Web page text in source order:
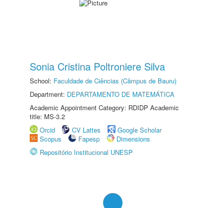
Sonia Cristina Poltroniere Silva
School: Faculdade de Ciências (Câmpus de Bauru)
Department: DEPARTAMENTO DE MATEMÁTICA
Academic Appointment Category: RDIDP Academic
title: MS-3.2
Orcid
CV Lattes
Google Scholar
Scopus
Fapesp
Dimensions
Repositório Institucional UNESP